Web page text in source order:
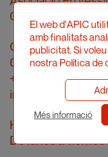
Catalunya
Calle Londres, 96,
08036 Barcelona
+34 934 161 474
info@apic.cat
Horario de
De lunes a viernes
El web d'APIC
amb finalitats
publicitat. Si
nostra Política de
Més informació